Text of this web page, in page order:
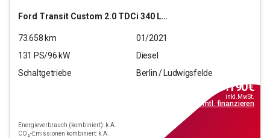
Ford Transit Custom 2.0 TDCi 340 L1 Trend (EURO 6d-TEMP
73.658 km
01/2021
131 PS/96 kW
Diesel
Schaltgetriebe
Berlin / Ludwigsfelde
Energieverbrauch (kombiniert): k.A.
CO₂-Emissionen kombiniert: k.A.
17.190€
inkl.MwSt.
155€mtl. finanzieren